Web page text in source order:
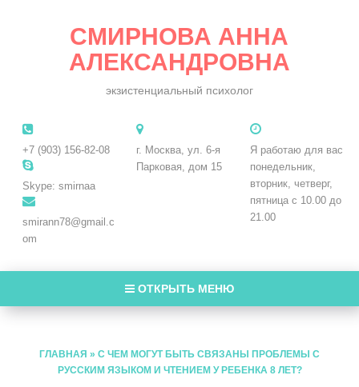
СМИРНОВА АННА
АЛЕКСАНДРОВНА
экзистенциальный психолог
Я работаю для вас
понедельник,
вторник, четверг,
пятница с 10.00 до
21.00
г. Москва, ул. 6-я
Парковая, дом 15
+7 (903) 156-82-08
Skype: smirnaa
smirann78@gmail.c
om
ОТКРЫТЬ МЕНЮ
ГЛАВНАЯ » С ЧЕМ МОГУТ БЫТЬ СВЯЗАНЫ ПРОБЛЕМЫ С
РУССКИМ ЯЗЫКОМ И ЧТЕНИЕМ У РЕБЕНКА 8 ЛЕТ?